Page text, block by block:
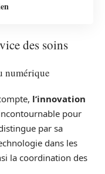
des soins
numérique
l’innovation
pour
par sa
dans les
la coordination des